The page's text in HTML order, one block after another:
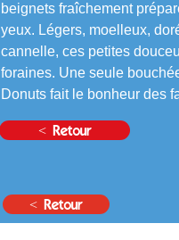
beignets fraîchement
yeux. Légers, moelleux,
cannelle, ces petites
foraines. Une seule
Donuts fait le bonheur des
< Retour
< Retour